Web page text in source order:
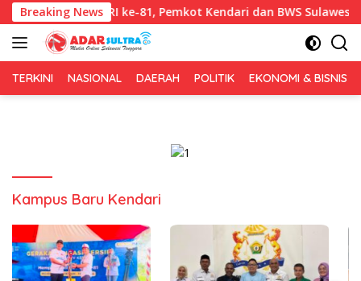
Langsung
ke
konten
Breaking News
Bersih HUT RI ke-81, Pemkot Kendari dan BWS Sulawesi IV
TERKINI NASIONAL DAERAH POLITIK EKONOMI & BISNIS
Kampus Baru Kendari